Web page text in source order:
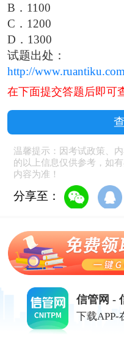
B．1100
C．1200
D．1300
试题出处：
http://
在下面提交答题后即可
温馨提示：因考试政策、
的以上信息仅供参考，如
内容为准！
分享至：
信管网 -
下载APP-